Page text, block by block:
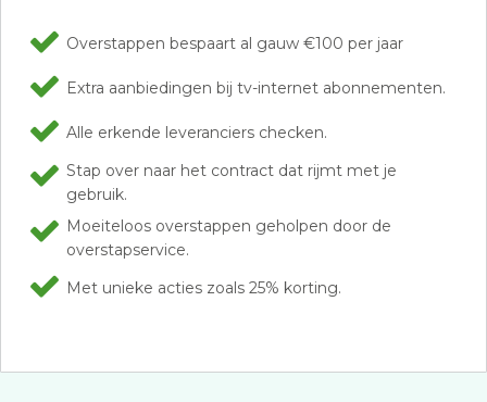
Overstappen bespaart al gauw €100 per jaar
Extra aanbiedingen bij tv-internet abonnementen.
Alle erkende leveranciers checken.
Stap over naar het contract dat rijmt met je
gebruik.
Moeiteloos overstappen geholpen door de
overstapservice.
Met unieke acties zoals 25% korting.